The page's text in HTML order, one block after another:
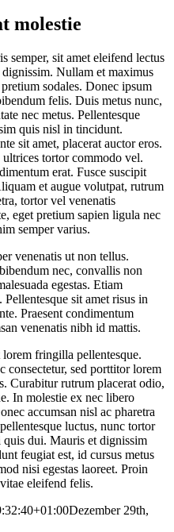
molestie
semper, sit amet eleifend lectus
Nullam et maximus
sodales. Donec ipsum
felis. Duis metus nunc,
nec metus. Pellentesque
quis nisl in tincidunt.
sit amet, placerat auctor eros.
tortor commodo vel.
erat. Fusce suscipit
et augue volutpat, rutrum
tortor vel venenatis
eget pretium sapien ligula nec
semper varius.
venenatis ut non tellus.
nec, convallis non
egestas. Etiam
sit amet risus in
Praesent condimentum
venenatis nibh id mattis.
lorem fringilla pellentesque.
consectetur, sed porttitor lorem
Curabitur rutrum placerat odio,
In molestie ex nec libero
accumsan nisl ac pharetra
luctus, nunc tortor
quis dui. Mauris et dignissim
feugiat est, id cursus metus
nisi egestas laoreet. Proin
eleifend felis.
Dezember 29th,